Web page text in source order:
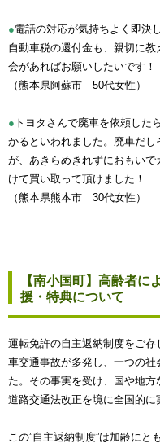
●電話の対応が気持ちよく即決
自動車税の還付金も、親切に
会があればお願いしたいです！
（熊本県阿蘇市 50代女性）
● トヨタさんで廃車を依頼した
かるといわれました。廃車だ
が、あきらめきれずにおもい
けて買い取って頂けました！
（熊本県熊本市 30代女性）
【南小国町】高齢者に
援・特典について
運転免許の自主返納制度をご
車交通事故が多発し、一つの
た。その事実を受け、国や地
道路交通法改正を境に全国的に
この”自主返納制度”は加齢に